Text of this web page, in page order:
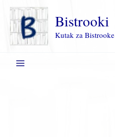
Пређи
садржај
Bistrooki
Kutak za Bistrooke